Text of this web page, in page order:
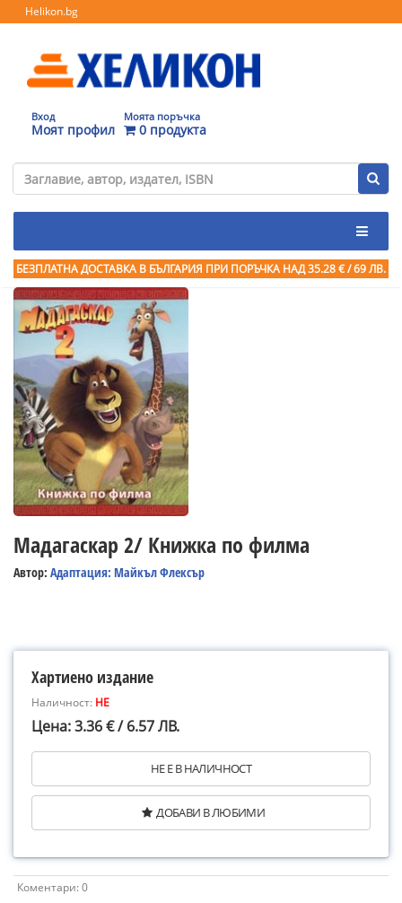
Helikon.bg
Вход
Моят профил
Моята поръчка
0 продукта
БЕЗПЛАТНА ДОСТАВКА В БЪЛГАРИЯ ПРИ ПОРЪЧКА НАД 35.28 € / 69 ЛВ.
Мадагаскар 2/ Книжка по филма
Автор: Адаптация: Майкъл Флексър
Хартиено издание
Наличност: НЕ
Цена: 3.36 € / 6.57 ЛВ.
НЕ Е В НАЛИЧНОСТ
ДОБАВИ В ЛЮБИМИ
Коментари: 0